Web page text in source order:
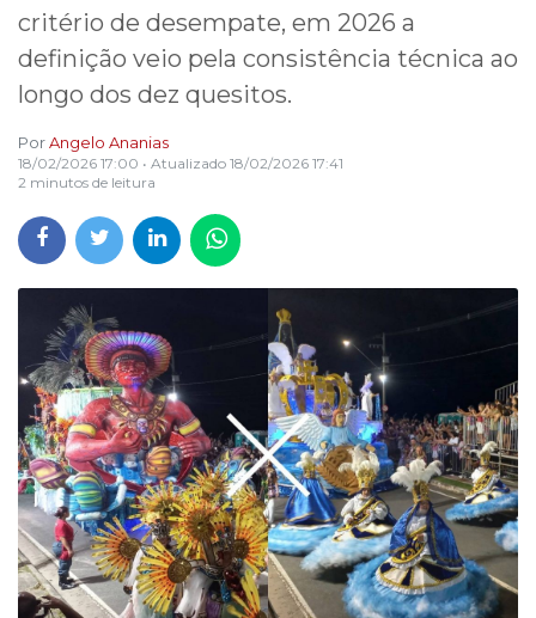
critério de desempate, em 2026 a
definição veio pela consistência técnica ao
longo dos dez quesitos.
PorAngelo Ananias
18/02/2026 17:00 • Atualizado 18/02/2026 17:41
2 minutos de leitura